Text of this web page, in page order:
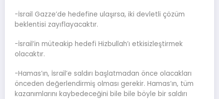
-İsrail Gazze’de hedefine ulaşırsa, iki devletli çözüm
beklentisi zayıflayacaktır.
-İsrail’in müteakip hedefi Hizbullah’ı etkisizleştirmek
olacaktır.
-Hamas’ın, İsrail’e saldırı başlatmadan önce olacakları
önceden değerlendirmiş olması gerekir. Hamas’ın, tüm
kazanımlarını kaybedeceğini bile bile böyle bir saldırı